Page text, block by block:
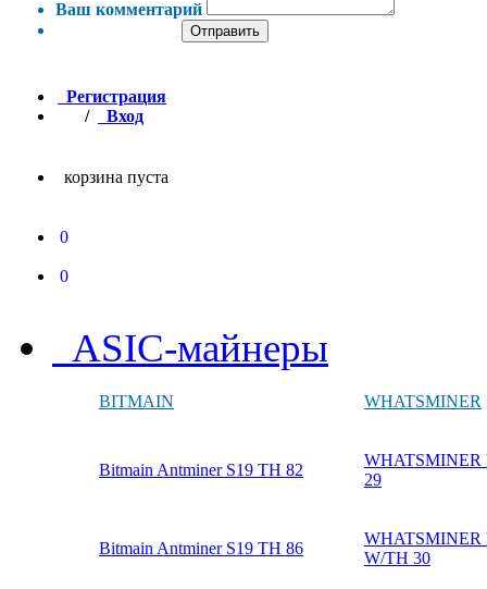
Ваш комментарий
Отправить
Регистрация
/
Вход
корзина пуста
0
0
ASIC-майнеры
BITMAIN WHATSMINER
Bitmain Antminer S19 TH 82
WHATSMINER
29
Bitmain Antminer S19 TH 86
WHATSMINER
W/TH 30